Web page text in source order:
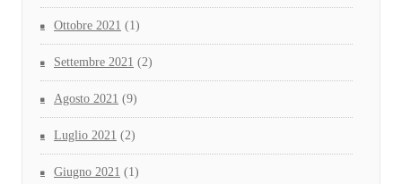
Ottobre 2021 (1)
Settembre 2021 (2)
Agosto 2021 (9)
Luglio 2021 (2)
Giugno 2021 (1)